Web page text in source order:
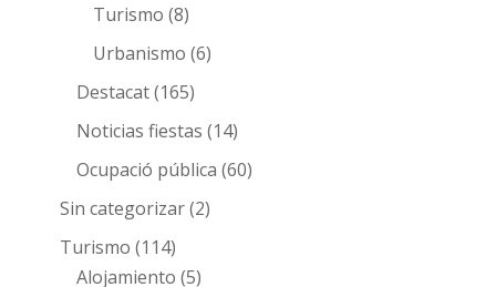
Turismo (8)
Urbanismo (6)
Destacat(165)
Noticias fiestas (14)
Ocupació pública (60)
Sin categorizar(2)
Turismo (114)
Alojamiento (5)